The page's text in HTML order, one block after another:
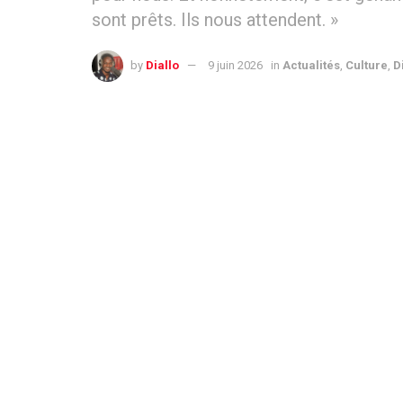
sont prêts. Ils nous attendent. »
by Diallo 9 juin 2026 in Actualités Culture